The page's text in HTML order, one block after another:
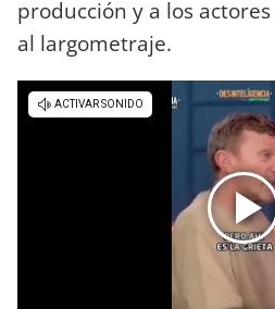
producción y a los
al largometraje.